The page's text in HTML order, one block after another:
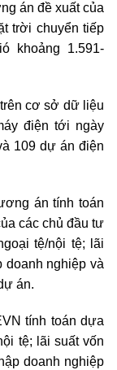
án đề xuất của
trời chuyển tiếp
khoảng 1.591-
cơ sở dữ liệu
điện tới ngày
109 dự án điện
án tính toán
các chủ đầu tư
tệ/nội tệ; lãi
doanh nghiệp và
án.
tính toán dựa
tệ; lãi suất vốn
doanh nghiệp